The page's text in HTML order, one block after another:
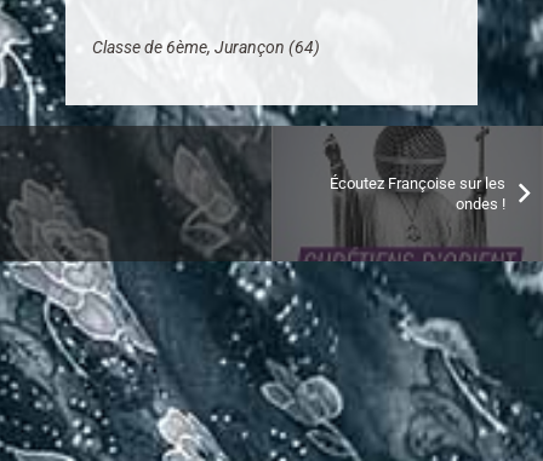
Classe de 6ème, Jurançon (64)
Écoutez Françoise sur les
ondes !
Nous contacter
06 45 63 22 53
contact@diredetoile.com
FRANÇOISE BARRET